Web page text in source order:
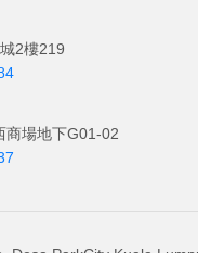
2樓219
商場地下G01-02